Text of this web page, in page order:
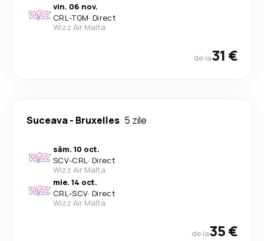
vin. 06 nov.
CRL-TGM· Direct
Wizz Air Malta
de la31 €
Suceava- Bruxelles 5 zile
sâm. 10 oct.
SCV-CRL· Direct
Wizz Air Malta
mie. 14 oct.
CRL-SCV· Direct
Wizz Air Malta
de la35 €